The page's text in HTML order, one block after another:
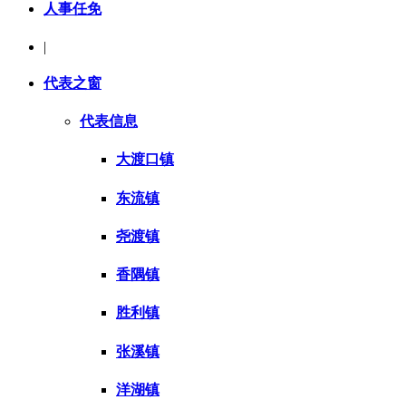
人事任免
|
代表之窗
代表信息
大渡口镇
东流镇
尧渡镇
香隅镇
胜利镇
张溪镇
洋湖镇